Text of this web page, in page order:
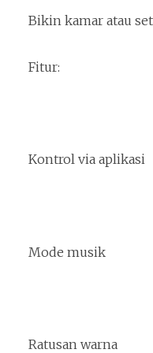
Bikin kamar atau
Fitur:
Kontrol via aplikasi
Mode musik
Ratusan warna